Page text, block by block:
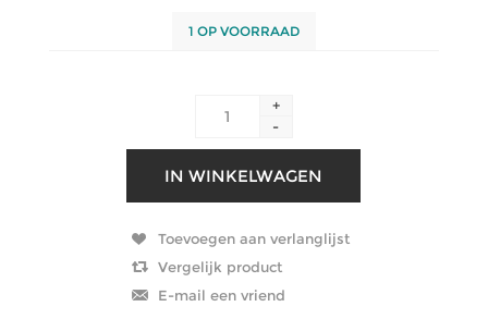
1 OP VOORRAAD
+
-